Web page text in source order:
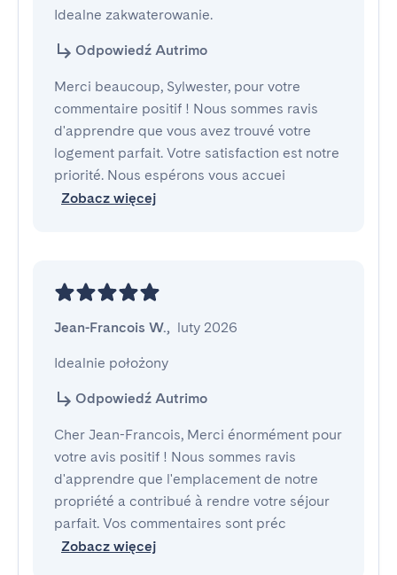
Idealne zakwaterowanie.
Odpowiedź Autrimo
Merci beaucoup, Sylwester, pour votre
commentaire positif ! Nous sommes ravis
d'apprendre que vous avez trouvé votre
logement parfait. Votre satisfaction est notre
priorité. Nous espérons vous accuei
Zobacz więcej
Jean-Francois W., luty 2026
Idealnie położony
Odpowiedź Autrimo
Cher Jean-Francois, Merci énormément pour
votre avis positif ! Nous sommes ravis
d'apprendre que l'emplacement de notre
propriété a contribué à rendre votre séjour
parfait. Vos commentaires sont préc
Zobacz więcej